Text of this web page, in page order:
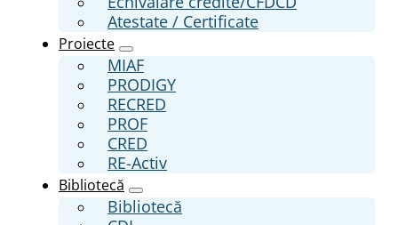
Atestate / Certificate
Proiecte
MIAF
PRODIGY
RECRED
PROF
CRED
RE-Activ
Bibliotecă
Bibliotecă